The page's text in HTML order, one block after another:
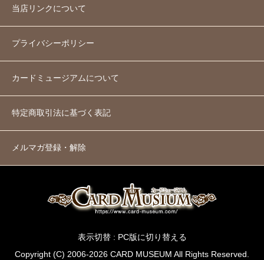
当店リンクについて
プライバシーポリシー
カードミュージアムについて
特定商取引法に基づく表記
メルマガ登録・解除
表示切替 : PC版に切り替える
Copyright (C) 2006-2026 CARD MUSEUM All Rights Reserved.